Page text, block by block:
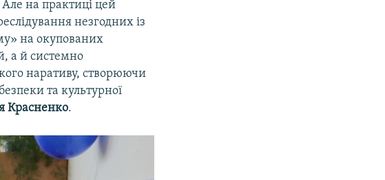
на практиці цей
незгодних із
на окупованих
а й системно
наративу, створюючи
та культурної
Красненко.